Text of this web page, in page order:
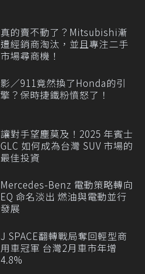
真的賣不動了？Mitsubishi漸
遭經銷商淘汰，並且專注二手
市場尋商機！
影／911竟然換了Honda的引
擎？保時捷鐵粉憤怒了！
讓對手望塵莫及！2025 年賓士
GLC 如何成為台灣 SUV 市場的
最佳投資
Mercedes-Benz 電動策略轉向
EQ 命名淡出 燃油與電動並行
發展
J SPACE翻轉戰局奪回輕型商
用車冠軍 台灣2月車市年增
4.8%